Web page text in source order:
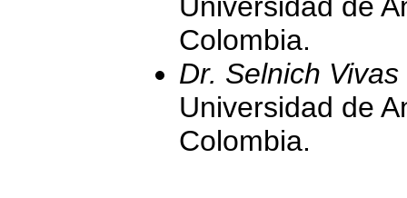
Colombia.
Dr. Selnich
Universidad de
Colombia.